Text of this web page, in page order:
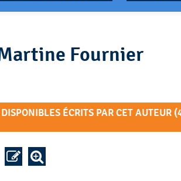
Martine Fournier
ÉCRITS PAR CET AUTEUR (